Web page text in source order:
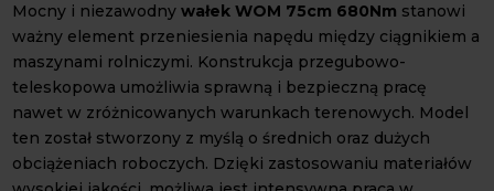
Mocny i niezawodnywałek WOM 75cm 680Nm stanowi
ważny element przeniesienia napędu między ciągnikiem a
maszynami rolniczymi. Konstrukcja przegubowo-
teleskopowa umożliwia sprawną i bezpieczną pracę
nawet w zróżnicowanych warunkach terenowych. Model
ten został stworzony z myślą o średnich oraz dużych
obciążeniach roboczych. Dzięki zastosowaniu materiałów